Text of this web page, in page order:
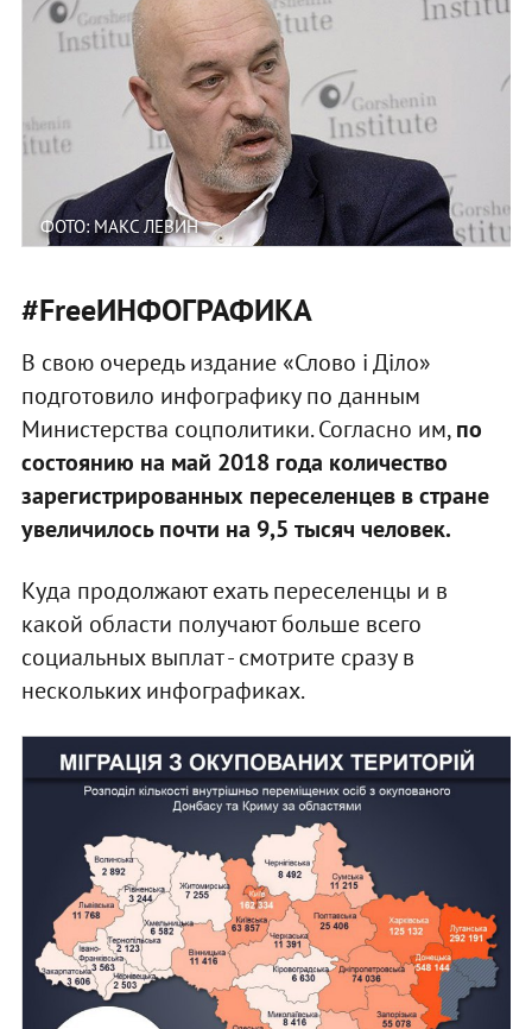
ФОТО: МАКС ЛЕВИН
#FreeИНФОГРАФИКА
В свою очередь издание «Слово і Діло»
подготовило инфографику по данным
Министерства соцполитики. Согласно им,по
состоянию на май 2018 года количество
зарегистрированных переселенцев в стране
увеличилось почти на 9,5 тысяч человек.
Куда продолжают ехать переселенцы и в
какой области получают больше всего
социальных выплат - смотрите сразу в
нескольких инфографиках.